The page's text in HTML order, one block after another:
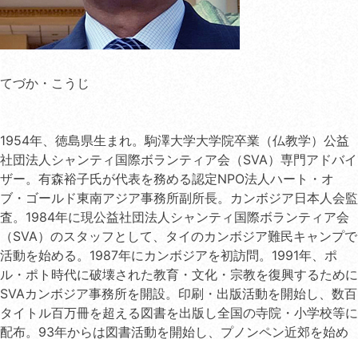
てづか・こうじ
1954年、徳島県生まれ。駒澤大学大学院卒業（仏教学）公益
社団法人シャンティ国際ボランティア会（SVA）専門アドバイ
ザー。有森裕子氏が代表を務める認定NPO法人ハート・オ
ブ・ゴールド東南アジア事務所副所長。カンボジア日本人会監
査。1984年に現公益社団法人シャンティ国際ボランティア会
（SVA）のスタッフとして、タイのカンボジア難民キャンプで
活動を始める。1987年にカンボジアを初訪問。1991年、ポ
ル・ポト時代に破壊された教育・文化・宗教を復興するために
SVAカンボジア事務所を開設。印刷・出版活動を開始し、数百
タイトル百万冊を超える図書を出版し全国の寺院・小学校等に
配布。93年からは図書活動を開始し、プノンペン近郊を始め